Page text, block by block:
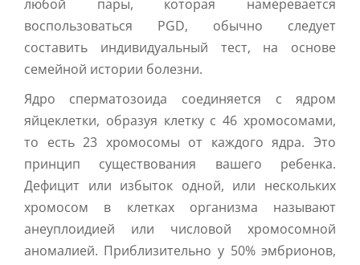
любой пары, которая намеревается
воспользоваться PGD, обычно следует
составить индивидуальный тест, на основе
семейной истории болезни.
Ядро сперматозоида соединяется с ядром
яйцеклетки, образуя клетку с 46 хромосомами,
то есть 23 хромосомы от каждого ядра. Это
принцип существования вашего ребенка.
Дефицит или избыток одной, или нескольких
хромосом в клетках организма называют
анеуплоидией или числовой хромосомной
аномалией. Приблизительно у 50% эмбрионов,